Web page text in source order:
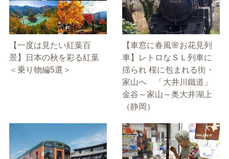
【一度は見たい紅葉百
景】日本の秋を彩る紅葉
＜乗り物編5選＞
【車窓に春風🌸お花見列
車】レトロなＳＬ列車に
揺られ 桜に包まれる街・
家山へ 「大井川鐵道」
金谷～家山～奥大井湖上
（静岡）